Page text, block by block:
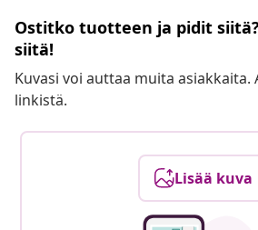
Ostitko tuotteen ja pidit
siitä!
Kuvasi voi auttaa muita asiakkaita.
linkistä.
Lisää kuva